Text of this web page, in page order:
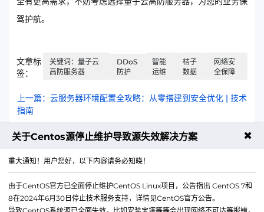
驾护航。
文章标
签：
关键词：量子云
高防服务器
DDoS
防护
智能
运维
桔子
数据
网络安
全保障
上一篇：云服务器环境配置全攻略：从零搭建到安全优化 | 技术
指南
下一篇：菲律宾独立服务器：企业全球化部署的最佳解决方案 |
关于Centos源停止维护导致源失效解决方案 ✖
重大通知！用户您好，以下内容请务必知晓！
由于CentOS官方已全面停止维护CentOS Linux项目，公告指出 CentOS 7和
8在2024年6月30日停止技术服务支持，详情见CentOS官方公告。